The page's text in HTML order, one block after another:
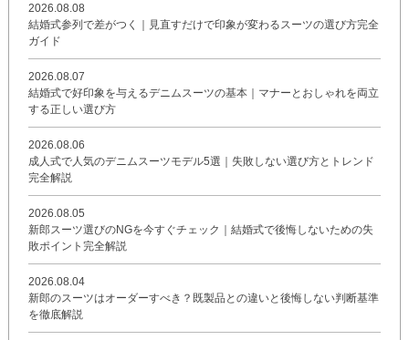
2026.08.08
結婚式参列で差がつく｜見直すだけで印象が変わるスーツの選び方完全
ガイド
2026.08.07
結婚式で好印象を与えるデニムスーツの基本｜マナーとおしゃれを両立
する正しい選び方
2026.08.06
成人式で人気のデニムスーツモデル5選｜失敗しない選び方とトレンド
完全解説
2026.08.05
新郎スーツ選びのNGを今すぐチェック｜結婚式で後悔しないための失
敗ポイント完全解説
2026.08.04
新郎のスーツはオーダーすべき？既製品との違いと後悔しない判断基準
を徹底解説